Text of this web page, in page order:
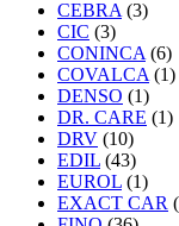
CEBRA (3)
CIC (3)
CONINCA (6)
COVALCA (1)
DENSO (1)
DR. CARE (1)
DRV (10)
EDIL (43)
EUROL (1)
EXACT CAR